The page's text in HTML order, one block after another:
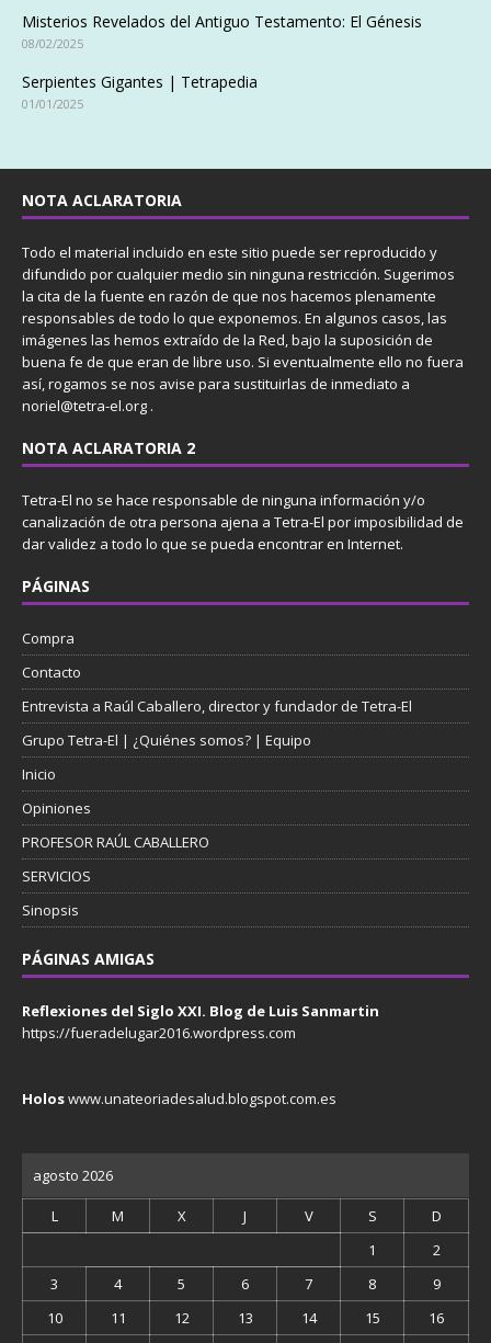
Misterios Revelados del Antiguo Testamento: El Génesis
08/02/2025
Serpientes Gigantes | Tetrapedia
01/01/2025
NOTA ACLARATORIA
Todo el material incluido en este sitio puede ser reproducido y
difundido por cualquier medio sin ninguna restricción. Sugerimos
la cita de la fuente en razón de que nos hacemos plenamente
responsables de todo lo que exponemos. En algunos casos, las
imágenes las hemos extraído de la Red, bajo la suposición de
buena fe de que eran de libre uso. Si eventualmente ello no fuera
así, rogamos se nos avise para sustituirlas de inmediato a
noriel@tetra-el.org .
NOTA ACLARATORIA 2
Tetra-El no se hace responsable de ninguna información y/o
canalización de otra persona ajena a Tetra-El por imposibilidad de
dar validez a todo lo que se pueda encontrar en Internet.
PÁGINAS
Compra
Contacto
Entrevista a Raúl Caballero, director y fundador de Tetra-El
Grupo Tetra-El | ¿Quiénes somos? | Equipo
Inicio
Opiniones
PROFESOR RAÚL CABALLERO
SERVICIOS
Sinopsis
PÁGINAS AMIGAS
Reflexiones del Siglo XXI. Blog de Luis Sanmartin
https://fueradelugar2016.wordpress.com
Holoswww.unateoriadesalud.blogspot.com.es
agosto 2026
L M X J V S
D
1
2
3
4 5 6 7 8
9
10
11 12 13 14 15
16